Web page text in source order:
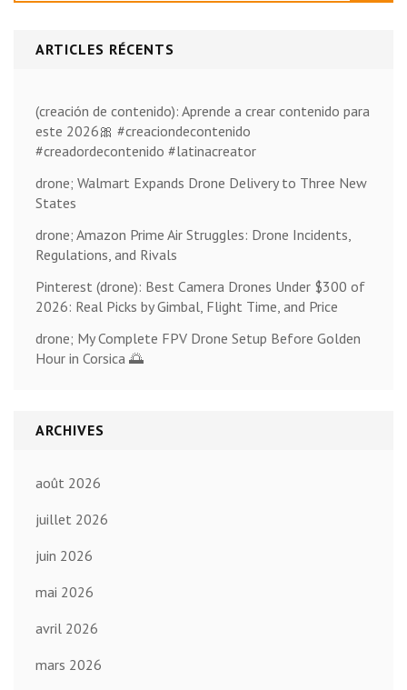
ARTICLES RÉCENTS
(creación de contenido): Aprende a crear contenido para
este 2026🎀 #creaciondecontenido
#creadordecontenido #latinacreator
drone; Walmart Expands Drone Delivery to Three New
States
drone; Amazon Prime Air Struggles: Drone Incidents,
Regulations, and Rivals
Pinterest (drone): Best Camera Drones Under $300 of
2026: Real Picks by Gimbal, Flight Time, and Price
drone; My Complete FPV Drone Setup Before Golden
Hour in Corsica 🌅
ARCHIVES
août 2026
juillet 2026
juin 2026
mai 2026
avril 2026
mars 2026